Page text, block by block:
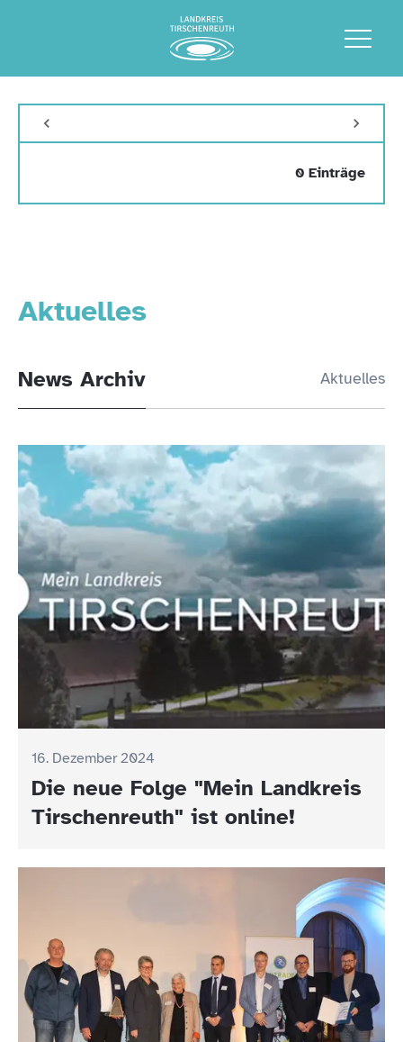
Aktuelles
News Archiv Aktuelles
16. Dezember 2024
Die neue Folge "Mein Landkreis
Tirschenreuth" ist online!
0 Einträge